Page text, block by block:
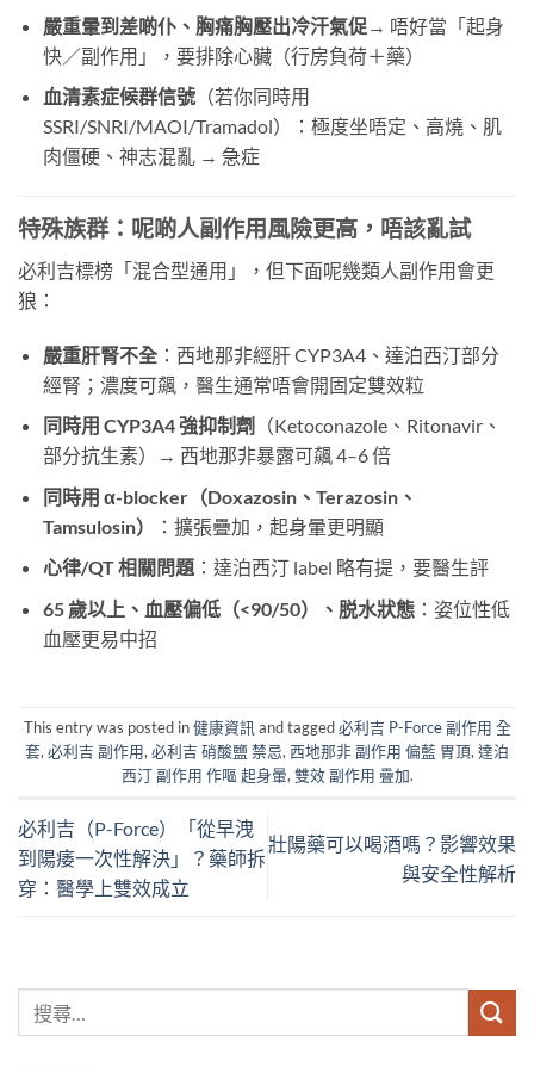
嚴重暈到差啲仆、胸痛胸壓出冷汗氣促→ 唔好當「起身
快／副作用」，要排除心臟（行房負荷＋藥）
血清素症候群信號（若你同時用
SSRI/SNRI/MAOI/Tramadol）：極度坐唔定、高燒、肌
肉僵硬、神志混亂 → 急症
特殊族群：呢啲人副作用風險更高，唔該亂試
必利吉標榜「混合型通用」，但下面呢幾類人副作用會更
狼：
嚴重肝腎不全：西地那非經肝 CYP3A4、達泊西汀部分
經腎；濃度可飆，醫生通常唔會開固定雙效粒
同時用 CYP3A4 強抑制劑
（Ketoconazole、Ritonavir、
部分抗生素）→ 西地那非暴露可飆 4–6 倍
同時用 α-blocker（Doxazosin、Terazosin、
Tamsulosin）
：擴張疊加，起身暈更明顯
心律/QT 相關問題：達泊西汀 label 略有提，要醫生評
65 歲以上、血壓偏低（<90/50）、脱水狀態：姿位性低
血壓更易中招
This entry was posted in健康資訊 and tagged必利吉 P-Force 副作用 全
套, 必利吉 副作用, 必利吉 硝酸鹽 禁忌, 西地那非 副作用 偏藍 胃頂, 達泊
西汀 副作用 作嘔 起身暈, 雙效 副作用 疊加.
必利吉（P-Force）「從早洩
到陽痿一次性解決」？藥師拆
穿：醫學上雙效成立
壯陽藥可以喝酒嗎？影響效果
與安全性解析